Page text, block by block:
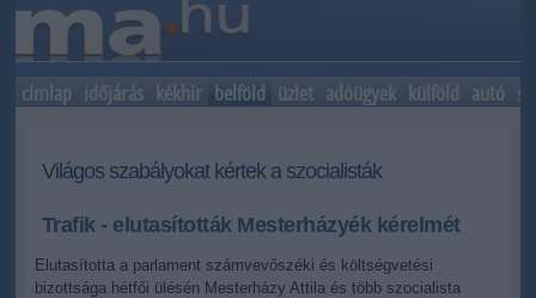
címlap időjárás kékhír belföld üzlet adóügyek külföld autó
Világos szabályokat kértek a szocialisták
Trafik - elutasították Mesterházyék kérelmét
Elutasította a parlament számvevőszéki és költségvetési
bizottsága hétfői ülésén Mesterházy Attila és több szocialista